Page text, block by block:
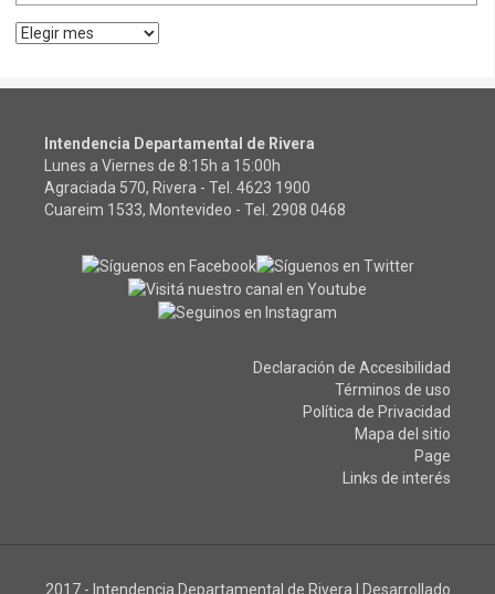
Archivos
Intendencia Departamental de Rivera
Lunes a Viernes de 8:15h a 15:00h
Agraciada 570, Rivera - Tel. 4623 1900
Cuareim 1533, Montevideo - Tel. 2908 0468
Declaración de Accesibilidad
Términos de uso
Política de Privacidad
Mapa del sitio
Page
Links de interés
2017 - Intendencia Departamental de Rivera Desarrollado